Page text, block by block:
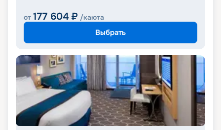
от 177 604 ₽ /каюта
Выбрать